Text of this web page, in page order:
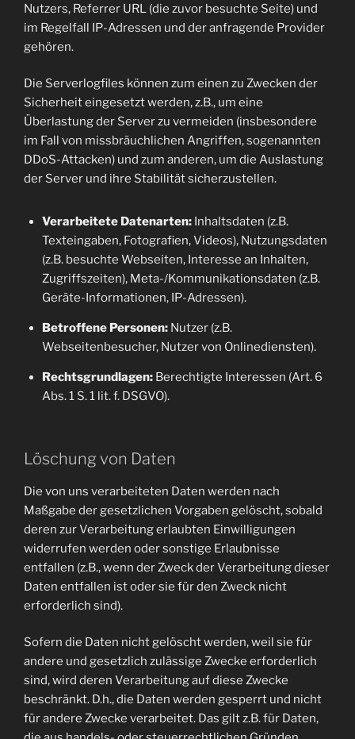
Nutzers, Referrer URL (die zuvor besuchte Seite) und
im Regelfall IP-Adressen und der anfragende Provider
gehören.
Die Serverlogfiles können zum einen zu Zwecken der
Sicherheit eingesetzt werden, z.B., um eine
Überlastung der Server zu vermeiden (insbesondere
im Fall von missbräuchlichen Angriffen, sogenannten
DDoS-Attacken) und zum anderen, um die Auslastung
der Server und ihre Stabilität sicherzustellen.
Verarbeitete Datenarten:Inhaltsdaten (z.B.
Texteingaben, Fotografien, Videos), Nutzungsdaten
(z.B. besuchte Webseiten, Interesse an Inhalten,
Zugriffszeiten), Meta-/Kommunikationsdaten (z.B.
Geräte-Informationen, IP-Adressen).
Betroffene Personen:Nutzer (z.B.
Webseitenbesucher, Nutzer von Onlinediensten).
Rechtsgrundlagen:Berechtigte Interessen (Art. 6
Abs. 1 S. 1 lit. f. DSGVO).
Löschung von Daten
Die von uns verarbeiteten Daten werden nach
Maßgabe der gesetzlichen Vorgaben gelöscht, sobald
deren zur Verarbeitung erlaubten Einwilligungen
widerrufen werden oder sonstige Erlaubnisse
entfallen (z.B., wenn der Zweck der Verarbeitung dieser
Daten entfallen ist oder sie für den Zweck nicht
erforderlich sind).
Sofern die Daten nicht gelöscht werden, weil sie für
andere und gesetzlich zulässige Zwecke erforderlich
sind, wird deren Verarbeitung auf diese Zwecke
beschränkt. D.h., die Daten werden gesperrt und nicht
für andere Zwecke verarbeitet. Das gilt z.B. für Daten,